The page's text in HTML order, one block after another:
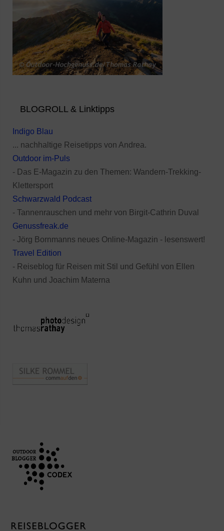
BLOGROLL & Linktipps
Indigo Blau
... nachhaltige Reisetipps von Andrea.
Outdoor im-Puls
- Das E-Magazin zu den Themen: Wandern-Trekking-
Klettersport
Schwarzwald Podcast
- Tannenrauschen und mehr von Birgit-Cathrin Duval
Genussfreak.de
- Jörg Bornmanns neues Online-Magazin - lesenswert!
Travel Edition
- Reiseblog für Reisen mit Stil und Gefühl von Ellen
Kuhn und Joachim Materna